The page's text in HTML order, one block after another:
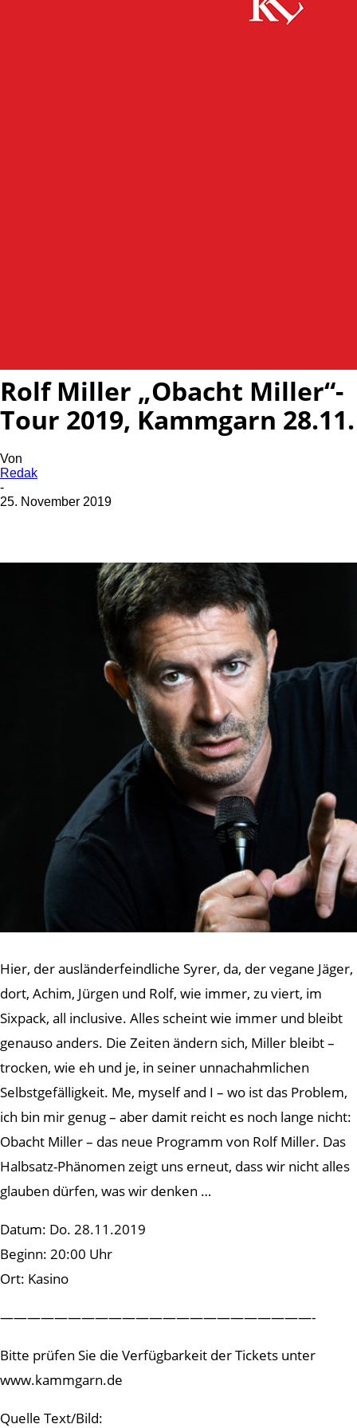
Rolf Miller „Obacht Miller“-
Tour 2019, Kammgarn 28.11.
Von
Redak
-
25. November 2019
Hier, der ausländerfeindliche Syrer, da, der vegane Jäger,
dort, Achim, Jürgen und Rolf, wie immer, zu viert, im
Sixpack, all inclusive. Alles scheint wie immer und bleibt
genauso anders. Die Zeiten ändern sich, Miller bleibt –
trocken, wie eh und je, in seiner unnachahmlichen
Selbstgefälligkeit. Me, myself and I – wo ist das Problem,
ich bin mir genug – aber damit reicht es noch lange nicht:
Obacht Miller – das neue Programm von Rolf Miller. Das
Halbsatz-Phänomen zeigt uns erneut, dass wir nicht alles
glauben dürfen, was wir denken …
Datum: Do. 28.11.2019
Beginn: 20:00 Uhr
Ort: Kasino
———————————————————————-
Bitte prüfen Sie die Verfügbarkeit der Tickets unter
www.kammgarn.de
Quelle Text/Bild: